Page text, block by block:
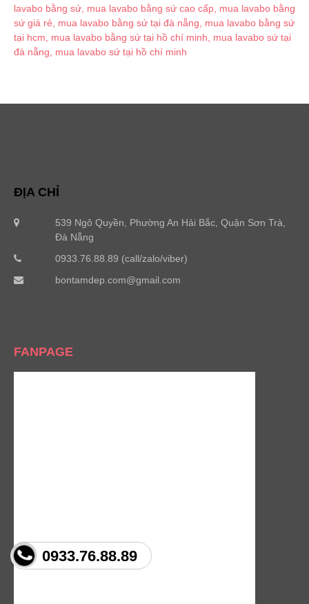
0933.76.88.89
ĐỊA CHỈ
539 Ngô Quyền, Phường An Hải Bắc, Quận Sơn Trà,
Đà Nẵng
0933.76.88.89 (call/zalo/viber)
bontamdep.com@gmail.com
FANPAGE